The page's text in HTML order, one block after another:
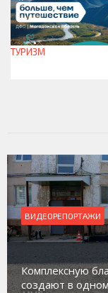
ТУРИЗМ
ВИДЕОРЕПОРТАЖИ
Магадан
работе с
социального